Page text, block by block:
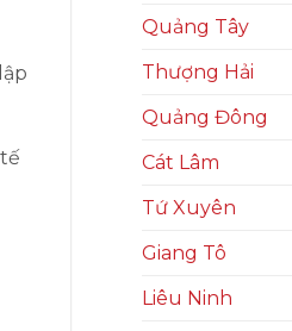
Quảng Tây
Thượng Hải
Quảng Đông
Cát Lâm
Tứ Xuyên
Giang Tô
Liêu Ninh